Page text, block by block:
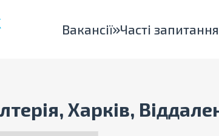
Вакансії Часті запитання
Харків,